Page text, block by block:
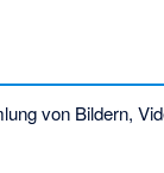
von Bildern,